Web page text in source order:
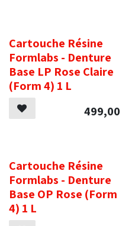
Cartouche Résine
Formlabs - Denture
Base LP Rose Claire
(Form 4) 1 L
499,00
Cartouche Résine
Formlabs - Denture
Base OP Rose (Form
4) 1 L